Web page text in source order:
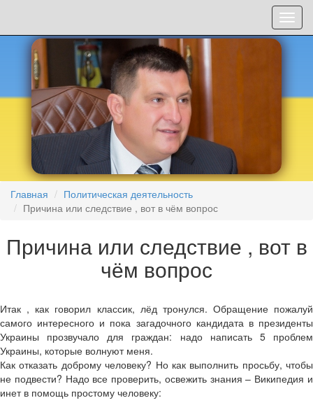
Меню
Главная
Политическая деятельность
Причина или следствие , вот в чём вопрос
Причина или следствие , вот в
чём вопрос
Итак , как говорил классик, лёд тронулся. Обращение пожалуй
самого интересного и пока загадочного кандидата в президенты
Украины прозвучало для граждан: надо написать 5 проблем
Украины, которые волнуют меня.
Как отказать доброму человеку? Но как выполнить просьбу, чтобы
не подвести? Надо все проверить, освежить знания – Википедия и
инет в помощь простому человеку: